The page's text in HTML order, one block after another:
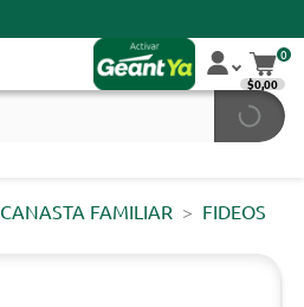
0
$0,00
CANASTA FAMILIAR FIDEOS